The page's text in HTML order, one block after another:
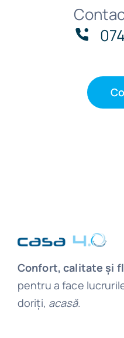
Confort, calitate și
pentru a face
doriți, acasă.